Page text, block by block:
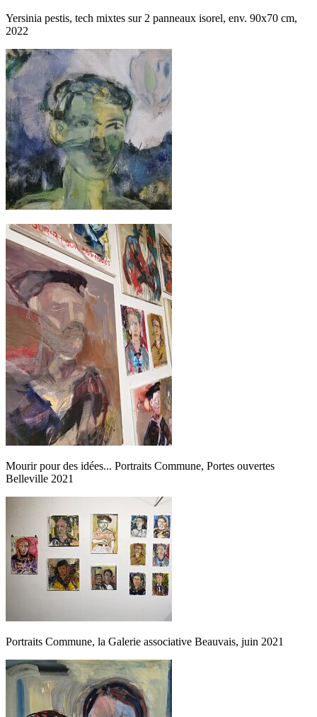
Yersinia pestis, tech mixtes sur 2 panneaux isorel, env. 90x70 cm,
2022
Mourir pour des idées... Portraits Commune, Portes ouvertes
Belleville 2021
Portraits Commune, la Galerie associative Beauvais, juin 2021